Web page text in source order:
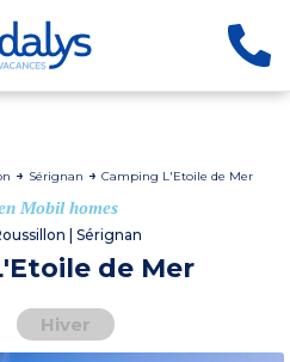
Sérignan Camping L'Etoile de Mer
Mobil homes
| Sérignan
de Mer
Hiver